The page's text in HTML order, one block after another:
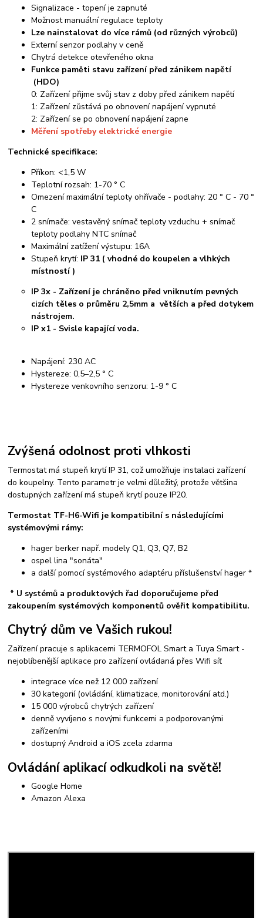
Signalizace - topení je zapnuté
Možnost manuální regulace teploty
Lze nainstalovat do více rámů (od různých výrobců)
Externí senzor podlahy v ceně
Chytrá detekce otevřeného okna
Funkce paměti stavu zařízení před zánikem napětí
(HDO)
0: Zařízení přijme svůj stav z doby před zánikem napětí
1: Zařízení zůstává po obnovení napájení vypnuté
2: Zařízení se po obnovení napájení zapne
Měření spotřeby elektrické energie
Technické specifikace:
Příkon: <1,5 W
Teplotní rozsah: 1-70 ° C
Omezení maximální teploty ohřívače - podlahy: 20 ° C - 70 °
C
2 snímače: vestavěný snímač teploty vzduchu + snímač
teploty podlahy NTC snímač
Maximální zatížení výstupu: 16A
Stupeň krytí: IP 31 ( vhodné do koupelen a vlhkých
místností )
IP 3x - Zařízení je chráněno před vniknutím pevných
cizích těles o průměru 2,5mm a větších a před dotykem
nástrojem.
IP x1 - Svisle kapající voda.
Napájení: 230 AC
Hystereze: 0,5–2,5 ° C
Hystereze venkovního senzoru: 1-9 ° C
Zvýšená odolnost proti vlhkosti
Termostat má stupeň krytí IP 31, což umožňuje instalaci zařízení
do koupelny. Tento parametr je velmi důležitý, protože většina
dostupných zařízení má stupeň krytí pouze IP20.
Termostat TF-H6-Wifi je kompatibilní s následujícími
systémovými rámy:
hager berker např. modely Q1, Q3, Q7, B2
ospel lina "sonáta"
a další pomocí systémového adaptéru příslušenství hager *
* U systémů a produktových řad doporučujeme před
zakoupením systémových komponentů ověřit kompatibilitu.
Chytrý dům ve Vašich rukou!
Zařízení pracuje s aplikacemi TERMOFOL Smart a Tuya Smart -
nejoblíbenější aplikace pro zařízení ovládaná přes Wifi síť
integrace více než 12 000 zařízení
30 kategorií (ovládání, klimatizace, monitorování atd.)
15 000 výrobců chytrých zařízení
denně vyvíjeno s novými funkcemi a podporovanými
zařízeními
dostupný Android a iOS zcela zdarma
Ovládání aplikací odkudkoli na světě!
Google Home
Amazon Alexa